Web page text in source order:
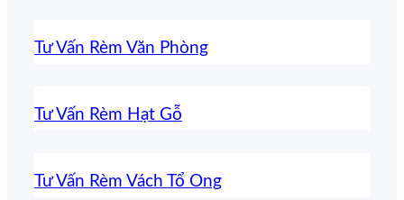
Tư Vấn Rèm Văn Phòng
Tư Vấn Rèm Hạt Gỗ
Tư Vấn Rèm Vách Tổ Ong